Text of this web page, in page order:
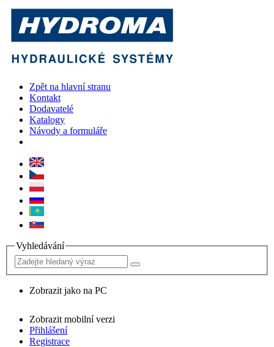
Zpět na hlavní stranu
Kontakt
Dodavatelé
Katalogy
Návody a formuláře
Vyhledávání
Zobrazit jako na PC
Zobrazit mobilní verzi
Přihlášení
Registrace